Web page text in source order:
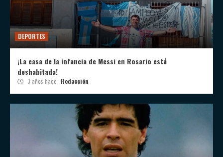
DEPORTES
¡La casa de la infancia de Messi en Rosario está
deshabitada!
3 años hace Redacción